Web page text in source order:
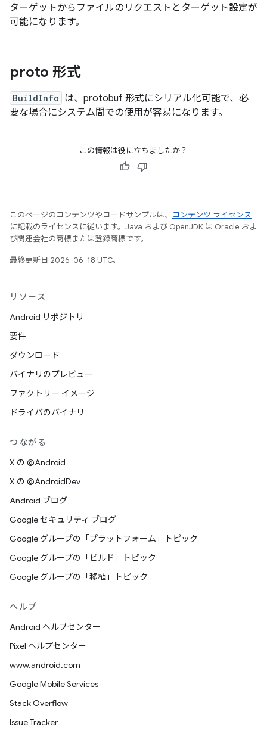
ターゲットからファイルのリクエストとターゲット設定が
可能になります。
proto 形式
BuildInfo は、protobuf 形式にシリアル化可能で、必
要な場合にシステム間での使用が容易になります。
この情報は役に立ちましたか？
このページのコンテンツやコードサンプルは、
コンテンツ ライセンス
に記載のライセンスに従います。Java および OpenJDK は Oracle およ
び関連会社の商標または登録商標です。
最終更新日 2026-06-18 UTC。
リソース
Android リポジトリ
要件
ダウンロード
バイナリのプレビュー
ファクトリー イメージ
ドライバのバイナリ
つながる
X の @Android
X の @AndroidDev
Android ブログ
Google セキュリティ ブログ
Google グループの「プラットフォーム」トピック
Google グループの「ビルド」トピック
Google グループの「移植」トピック
ヘルプ
Android ヘルプセンター
Pixel ヘルプセンター
www.android.com
Google Mobile Services
Stack Overflow
Issue Tracker